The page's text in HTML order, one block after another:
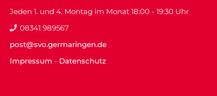
Jeden 1. und 4. Montag im Monat 18:00 - 19:30 Uhr
08341 989567
post@svo.germaringen.de
Impressum - Datenschutz